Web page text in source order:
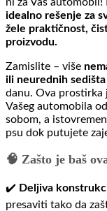
idealno rešenje za
žele praktičnost,
proizvodu.
Zamislite – više
ili neurednih sedišta
danu. Ova
Vašeg automobila
sobom, a
psu dok putujete
🧠 Zašto je baš
✔️ Deljiva
presaviti tako da